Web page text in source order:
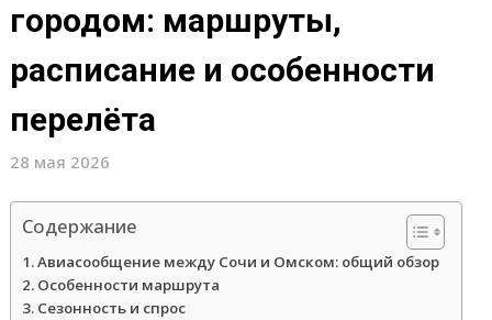
городом: маршруты,
расписание и особенности
перелёта
28 мая 2026
Содержание
Авиасообщение между Сочи и Омском: общий обзор
Особенности маршрута
Сезонность и спрос